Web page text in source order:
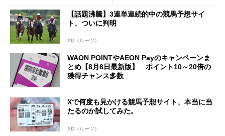
【話題沸騰】3連単連続的中の競馬予想サイ
ト、ついに判明
AD（ルーツ）
WAON POINTやAEON Payのキャンペーンま
とめ【8月6日最新版】 ポイント10～20倍の
獲得チャンス多数
Xで何度も見かける競馬予想サイト、本当に当
たるのか試してみた。
AD（ルーツ）